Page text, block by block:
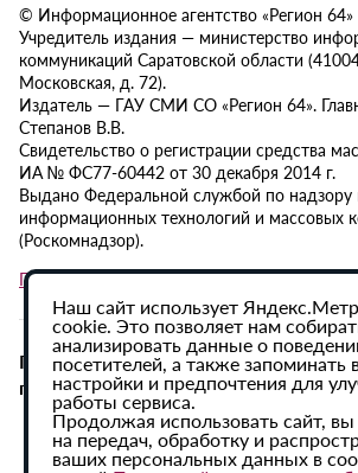
© Информационное агентство «Регион 64»
Учредитель издания — министерство
коммуникаций Саратовской области
Московская, д. 72).
Издатель — ГАУ СМИ СО «Регион 64».
Степанов В.В.
Свидетельство о регистрации средства
ИА № ФС77-60442 от 30 декабря 2014 г.
Выдано Федеральной службой по надзору
информационных технологий и массовых
(Роскомнадзор).
Политика в отношении обработки
При использовании материалов сайта
гиперссылка на ИА «Регион 64»
Наш сайт использует
cookie. Это позволяет нам
анализировать данные о
посетителей, а также запоминать
настройки и предпочтения для
работы сервиса.
Продолжая использовать сайт,
на передач, обработку и
ваших персональных данных в